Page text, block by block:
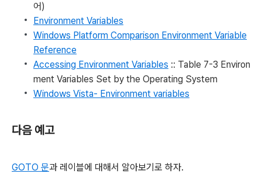
어)
Environment Variables
Windows Platform Comparison Environment Variable
Reference
Accessing Environment Variables :: Table 7-3 Environ
ment Variables Set by the Operating System
Windows Vista- Environment variables
다음 예고
GOTO 문과 레이블에 대해서 알아보기로 하자.